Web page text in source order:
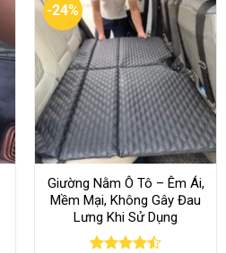
-24%
Giường Nằm Ô Tô – Êm Ái,
Mềm Mại, Không Gây Đau
Lưng Khi Sử Dụng